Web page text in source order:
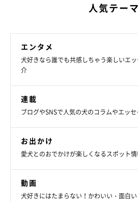
人気テーマ
エンタメ
犬好きなら誰でも共感しちゃう楽しいエ
介
連載
ブログやSNSで人気の犬のコラムやエッ
お出かけ
愛犬とのおでかけが楽しくなるスポット
動画
犬好きにはたまらない！かわいい・面白